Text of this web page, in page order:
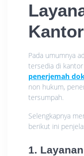
Pada umumnya
tersedia di
penerjemah
non hukum,
tersumpah.
Selengkapnya
berikut ini
1.